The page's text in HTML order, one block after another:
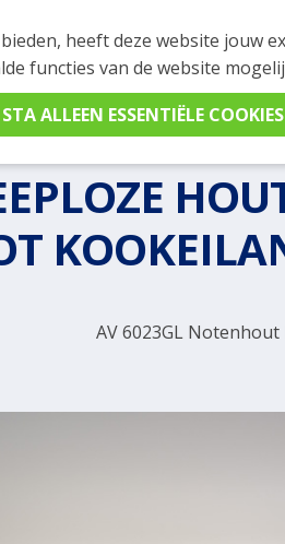
AV 6023GL Notenhout Elegant & AV 6023GL
AV 6023GL Notenhout
heeft deze website jouw
functies van de website